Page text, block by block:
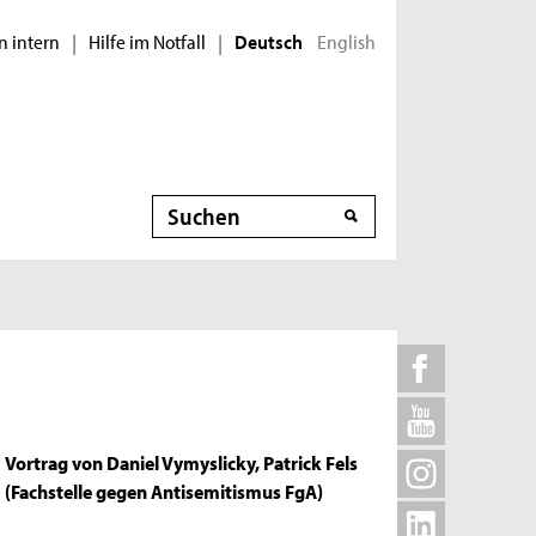
intern | Hilfe im Notfall | Deutsch English
Suche
Vortrag von Daniel Vymyslicky, Patrick Fels
(Fachstelle gegen Antisemitismus FgA)